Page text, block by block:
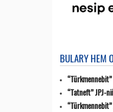
BULARY HEM
“Tatneft” JPJ-